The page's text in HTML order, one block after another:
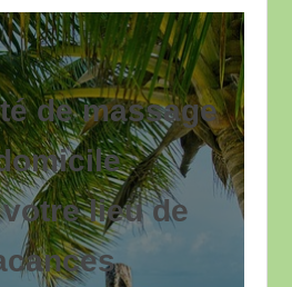
de massage
lieu de